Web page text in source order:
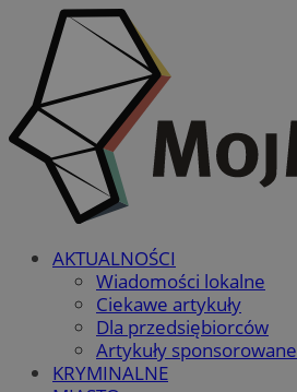
AKTUALNOŚCI
Wiadomości lokalne
Ciekawe artykuły
Dla przedsiębiorców
Artykuły sponsorowane
KRYMINALNE